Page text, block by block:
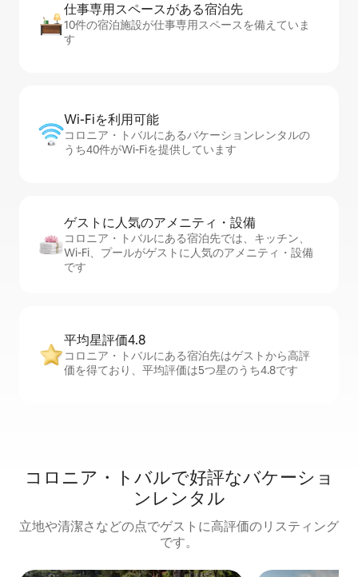
仕事専用ス⁠ペ⁠ー⁠スがあ⁠る宿⁠泊⁠先
10件の宿泊施設が仕事専用スペースを備えていま
す
Wi-Fiを利⁠用⁠可⁠能
コロニア・トバルにあるバケーションレンタルの
うち40件がWi-Fiを提供しています
ゲストに人⁠気⁠のア⁠メ⁠ニ⁠テ⁠ィ・設⁠備
コロニア・トバルにある宿泊先では、キッチン、
Wi-Fi、プールがゲストに人気のアメニティ・設備
です
平均星評価4.8
コロニア・トバルにある宿泊先はゲストから高評
価を得ており、平均評価は5つ星のうち4.8です
コロニア・トバルで好評なバケーショ
ンレンタル
立地や清潔さなどの点でゲストに高評価のリスティング
です。